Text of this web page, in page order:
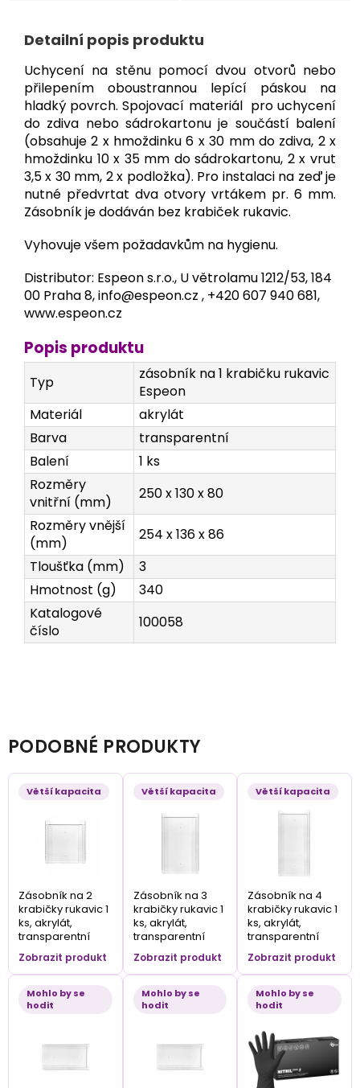
Detailní popis produktu
Uchycení na stěnu pomocí dvou otvorů nebo
přilepením oboustrannou lepící páskou na
hladký povrch. Spojovací materiál pro uchycení
do zdiva nebo sádrokartonu je součástí balení
(obsahuje 2 x hmoždinku 6 x 30 mm do zdiva, 2 x
hmoždinku 10 x 35 mm do sádrokartonu, 2 x vrut
3,5 x 30 mm, 2 x podložka). Pro instalaci na zeď je
nutné předvrtat dva otvory vrtákem pr. 6 mm.
Zásobník je dodáván bez krabiček rukavic.
Vyhovuje všem požadavkům na hygienu.
Distributor: Espeon s.r.o., U větrolamu 1212/53, 184
00 Praha 8, info@espeon.cz , +420 607 940 681,
www.espeon.cz
Popis produktu
Typ
zásobník na 1 krabičku rukavic
Espeon
Materiál
akrylát
Barva
transparentní
Balení
1 ks
Rozměry
vnitřní (mm)
250 x 130 x 80
Rozměry vnější
(mm)
254 x 136 x 86
Tloušťka (mm)
3
Hmotnost (g)
340
Katalogové
číslo
100058
PODOBNÉ PRODUKTY
Větší kapacita
Zásobník na 2
krabičky rukavic 1
ks, akrylát,
transparentní
Zobrazit produkt
Větší kapacita
Zásobník na 3
krabičky rukavic 1
ks, akrylát,
transparentní
Zobrazit produkt
Větší kapacita
Zásobník na 4
krabičky rukavic 1
ks, akrylát,
transparentní
Zobrazit produkt
Mohlo by se
hodit
Mohlo by se
hodit
Mohlo by se
hodit